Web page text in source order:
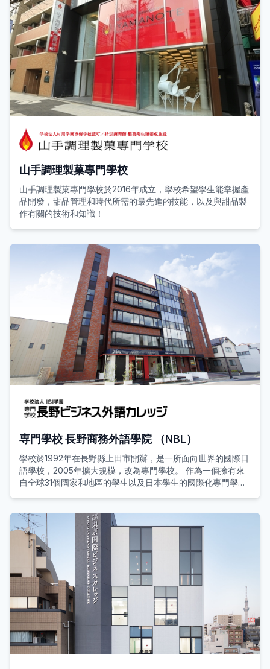
士的未來。
（旗下主要院校：山手調理製菓專門學校、大阪調理製菓專門
學校）
山手調理製菓專門學校
山手調理製菓專門學校於2016年成立，學校希望學生能掌握產
品開發，甜品管理和時代所需的最先進的技能，以及與甜品製
作有關的技術和知識！
専門學校 長野商務外語學院 （NBL）
學校於1992年在長野縣上田市開辦，是一所面向世界的國際日
語學校，2005年擴大規模，改為專門學校。 作為一個擁有來
自全球31個國家和地區的學生以及日本學生的國際化專門學
旅遊和接待技能、語言和溝通技能以及跨文化理解能力的先進
和靈活的人力資源，以適應全球社會並為該地區帶來創新。